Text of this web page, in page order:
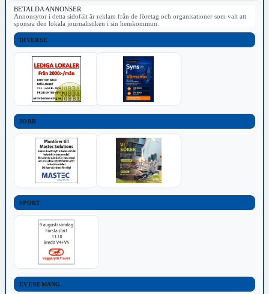
BETALDA ANNONSER
Annonsytor i detta sidofält är reklam från de företag och organisationer som valt att
sponsra den lokala journalistiken i sin hemkommun.
DIVERSE
JOBB
SPORT
EVENEMANG